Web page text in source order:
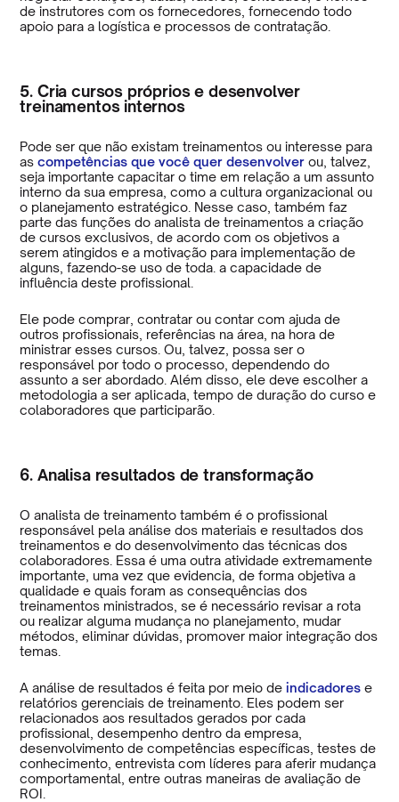
de instrutores com os fornecedores, fornecendo todo
apoio para a logística e processos de contratação.
5. Cria cursos próprios e desenvolver
treinamentos internos
Pode ser que não existam treinamentos ou interesse para
ascompetências que você quer desenvolver ou, talvez,
seja importante capacitar o time em relação a um assunto
interno da sua empresa, como a cultura organizacional ou
o planejamento estratégico. Nesse caso, também faz
parte das funções do analista de treinamentos a criação
de cursos exclusivos, de acordo com os objetivos a
serem atingidos e a motivação para implementação de
alguns, fazendo-se uso de toda. a capacidade de
influência deste profissional.
Ele pode comprar, contratar ou contar com ajuda de
outros profissionais, referências na área, na hora de
ministrar esses cursos. Ou, talvez, possa ser o
responsável por todo o processo, dependendo do
assunto a ser abordado. Além disso, ele deve escolher a
metodologia a ser aplicada, tempo de duração do curso e
colaboradores que participarão.
6. Analisa resultados de transformação
O analista de treinamento também é o profissional
responsável pela análise dos materiais e resultados dos
treinamentos e do desenvolvimento das técnicas dos
colaboradores. Essa é uma outra atividade extremamente
importante, uma vez que evidencia, de forma objetiva a
qualidade e quais foram as consequências dos
treinamentos ministrados, se é necessário revisar a rota
ou realizar alguma mudança no planejamento, mudar
métodos, eliminar dúvidas, promover maior integração dos
temas.
A análise de resultados é feita por meio deindicadores e
relatórios gerenciais de treinamento. Eles podem ser
relacionados aos resultados gerados por cada
profissional, desempenho dentro da empresa,
desenvolvimento de competências específicas, testes de
conhecimento, entrevista com líderes para aferir mudança
comportamental, entre outras maneiras de avaliação de
ROI.